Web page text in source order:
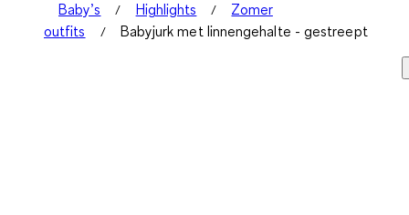
Baby’s Highlights
Zomer
outfits
Babyjurk met linnengehalte - gestreept